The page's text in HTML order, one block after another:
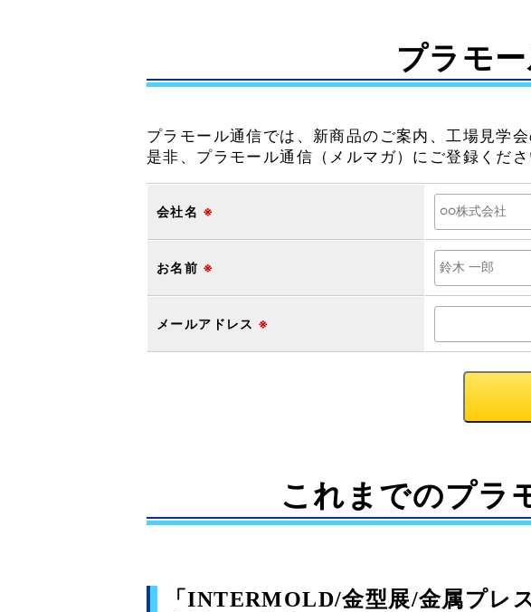
プラモ
プラモール通信では、新商品のご案内、工場見学
是非、プラモール通信（メルマガ）にご登録くださ
会社名 ※
お名前 ※
メールアドレス ※
これまでのプラ
「INTERMOLD/金型展/金属プレ